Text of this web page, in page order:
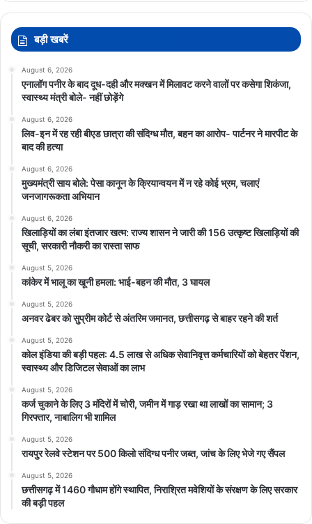
बड़ी खबरें
August 6, 2026
एनालॉग पनीर के बाद दूध-दही और मक्खन में मिलावट करने वालों पर कसेगा शिकंजा,
स्वास्थ्य मंत्री बोले- नहीं छोड़ेंगे
August 6, 2026
लिव-इन में रह रही बीएड छात्रा की संदिग्ध मौत, बहन का आरोप- पार्टनर ने मारपीट के
बाद की हत्या
August 6, 2026
मुख्यमंत्री साय बोले: पेसा कानून के क्रियान्वयन में न रहे कोई भ्रम, चलाएं
जनजागरूकता अभियान
August 6, 2026
खिलाड़ियों का लंबा इंतजार खत्म: राज्य शासन ने जारी की 156 उत्कृष्ट खिलाड़ियों की
सूची, सरकारी नौकरी का रास्ता साफ
August 5, 2026
कांकेर में भालू का खूनी हमला: भाई-बहन की मौत, 3 घायल
August 5, 2026
अनवर ढेबर को सुप्रीम कोर्ट से अंतरिम जमानत, छत्तीसगढ़ से बाहर रहने की शर्त
August 5, 2026
कोल इंडिया की बड़ी पहल: 4.5 लाख से अधिक सेवानिवृत्त कर्मचारियों को बेहतर पेंशन,
स्वास्थ्य और डिजिटल सेवाओं का लाभ
August 5, 2026
कर्ज चुकाने के लिए 3 मंदिरों में चोरी, जमीन में गाड़ रखा था लाखों का सामान; 3
गिरफ्तार, नाबालिग भी शामिल
August 5, 2026
रायपुर रेलवे स्टेशन पर 500 किलो संदिग्ध पनीर जब्त, जांच के लिए भेजे गए सैंपल
August 5, 2026
छत्तीसगढ़ में 1460 गौधाम होंगे स्थापित, निराश्रित मवेशियों के संरक्षण के लिए सरकार
की बड़ी पहल